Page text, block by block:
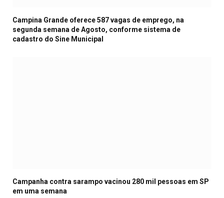
Campina Grande oferece 587 vagas de emprego, na
segunda semana de Agosto, conforme sistema de
cadastro do Sine Municipal
Campanha contra sarampo vacinou 280 mil pessoas em SP
em uma semana